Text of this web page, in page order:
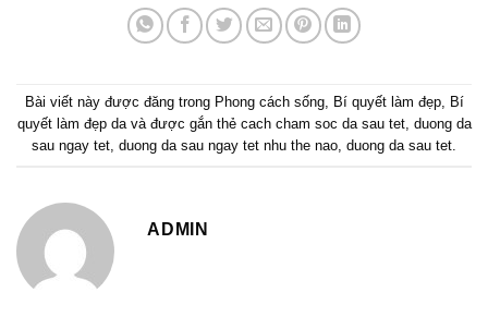
Bài viết này được đăng trong Phong cách sống, Bí quyết làm đẹp, Bí
quyết làm đẹp davà được gắn thẻ cach cham soc da sau tet, duong da
sau ngay tet, duong da sau ngay tet nhu the nao, duong da sau tet.
ADMIN